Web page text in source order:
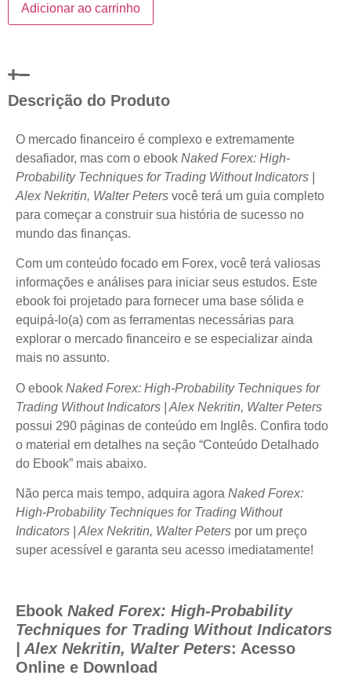
Adicionar ao carrinho
Descrição do Produto
O mercado financeiro é complexo e extremamente
desafiador, mas com o ebook Naked Forex: High-
Probability Techniques for Trading Without Indicators |
Alex Nekritin, Walter Peters você terá um guia completo
para começar a construir sua história de sucesso no
mundo das finanças.
Com um conteúdo focado em Forex, você terá valiosas
informações e análises para iniciar seus estudos. Este
ebook foi projetado para fornecer uma base sólida e
equipá-lo(a) com as ferramentas necessárias para
explorar o mercado financeiro e se especializar ainda
mais no assunto.
O ebook Naked Forex: High-Probability Techniques for
Trading Without Indicators | Alex Nekritin, Walter Peters
possui 290 páginas de conteúdo em Inglês. Confira todo
o material em detalhes na seção “Conteúdo Detalhado
do Ebook” mais abaixo.
Não perca mais tempo, adquira agora Naked Forex:
High-Probability Techniques for Trading Without
Indicators | Alex Nekritin, Walter Peters por um preço
super acessível e garanta seu acesso imediatamente!
Ebook Naked Forex: High-Probability
Techniques for Trading Without Indicators
| Alex Nekritin, Walter Peters: Acesso
Online e Download